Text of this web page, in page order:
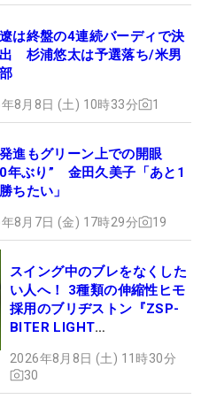
は終盤の4連続バーディで決
杉浦悠太は予選落ち/米男
8月8日 (土) 10時33分 1
進もグリーン上での開眼
年ぶり” 金田久美子「あと1
ちたい」
8月7日 (金) 17時29分 19
スイング中のブレをなくした
い人へ！ 3種類の伸縮性ヒモ
採用のブリヂストン『ZSP-
BITER LIGHT
ュー
2026年8月8日 (土) 11時30分
30